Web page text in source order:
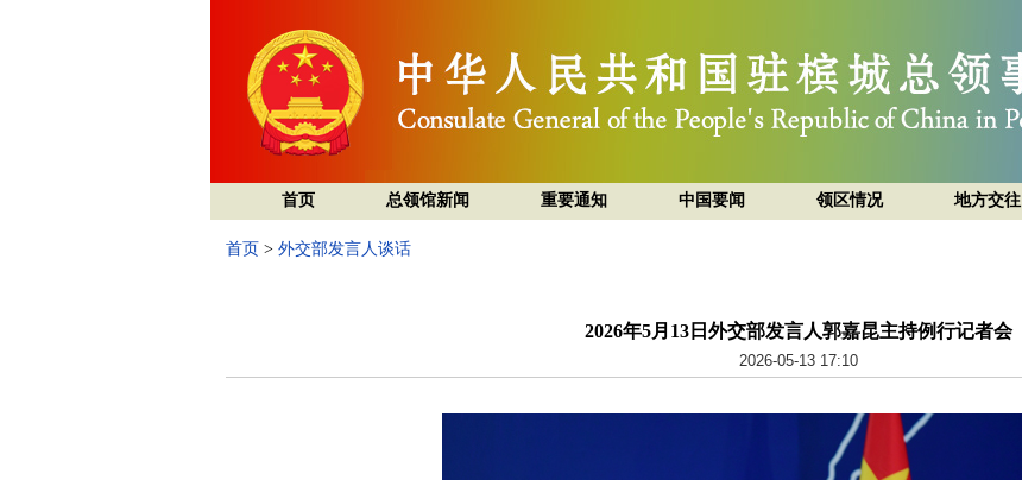
首页 总领馆新闻 重要通知 中国要闻 领区情况 地方交往
首页 > 外交部发言人谈话
2026年5月13日外交部发言人郭嘉昆主持例行记者会
2026-05-13 17:10